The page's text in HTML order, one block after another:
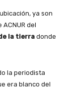
ya son
del
la tierra donde
la periodista
era blanco del